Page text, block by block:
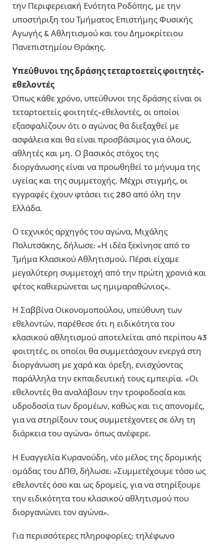
την Περιφερειακή Ενότητα Ροδόπης, με την
υποστήριξη του Τμήματος Επιστήμης Φυσικής
Αγωγής & Αθλητισμού και του Δημοκρίτειου
Πανεπιστημίου Θράκης.
Υπεύθυνοι της δράσης τεταρτοετείς φοιτητές-
εθελοντές
Όπως κάθε χρόνο, υπεύθυνοι της δράσης είναι οι
τεταρτοετείς φοιτητές-εθελοντές, οι οποίοι
εξασφαλίζουν ότι ο αγώνας θα διεξαχθεί με
ασφάλεια και θα είναι προσβάσιμος για όλους,
αθλητές και μη. Ο βασικός στόχος της
διοργάνωσης είναι να προωθηθεί το μήνυμα της
υγείας και της συμμετοχής. Μέχρι στιγμής, οι
εγγραφές έχουν φτάσει τις 280 από όλη την
Ελλάδα.
Ο τεχνικός αρχηγός του αγώνα, Μιχάλης
Πολυτσάκης, δήλωσε: «Η ιδέα ξεκίνησε από το
Τμήμα Κλασικού Αθλητισμού. Πέρσι είχαμε
μεγαλύτερη συμμετοχή από την πρώτη χρονιά και
φέτος καθιερώνεται ως ημιμαραθώνιος».
Η Σαββίνα Οικονομοπούλου, υπεύθυνη των
εθελοντών, παρέθεσε ότι η ειδικότητα του
κλασικού αθλητισμού αποτελείται από περίπου 43
φοιτητές, οι οποίοι θα συμμετάσχουν ενεργά στη
διοργάνωση με χαρά και όρεξη, ενισχύοντας
παράλληλα την εκπαιδευτική τους εμπειρία. «Οι
εθελοντές θα αναλάβουν την τροφοδοσία και
υδροδοσία των δρομέων, καθώς και τις απονομές,
για να στηρίξουν τους συμμετέχοντες σε όλη τη
διάρκεια του αγώνα» όπως ανέφερε.
Η Ευαγγελία Κυρανούδη, νέο μέλος της δρομικής
ομάδας του ΔΠΘ, δήλωσε: «Συμμετέχουμε τόσο ως
εθελοντές όσο και ως δρομείς, για να στηρίξουμε
την ειδικότητα του κλασικού αθλητισμού που
διοργανώνει τον αγώνα».
Για περισσότερες πληροφορίες: τηλέφωνο